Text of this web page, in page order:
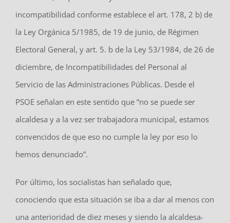
incompatibilidad conforme establece el art. 178, 2 b) de
la Ley Orgánica 5/1985, de 19 de junio, de Régimen
Electoral General, y art. 5. b de la Ley 53/1984, de 26 de
diciembre, de Incompatibilidades del Personal al
Servicio de las Administraciones Públicas. Desde el
PSOE señalan en este sentido que “no se puede ser
alcaldesa y a la vez ser trabajadora municipal, estamos
convencidos de que eso no cumple la ley por eso lo
hemos denunciado”.
Por último, los socialistas han señalado que,
conociendo que esta situación se iba a dar al menos con
una anterioridad de diez meses y siendo la alcaldesa-